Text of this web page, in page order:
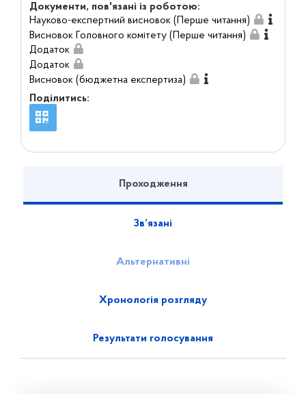
Документи, пов'язані із роботою:
Науково-експертний висновок (Перше читання)
Висновок Головного комітету (Перше читання)
Додаток
Додаток
Висновок (бюджетна експертиза)
Поділитись:
Проходження
Зв’язані
Альтернативні
Хронологія розгляду
Результати голосування